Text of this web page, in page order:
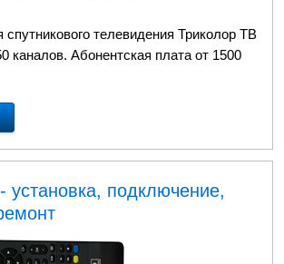
спутникового телевидения Триколор ТВ
каналов. Абонентская плата от 1500
подключение,